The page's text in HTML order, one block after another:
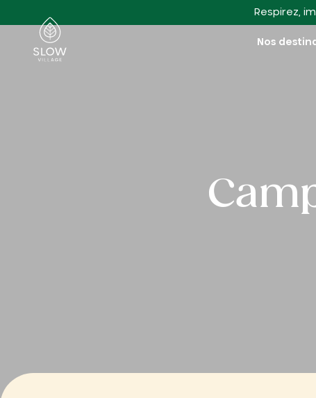
Respirez,
Slow Village
Nos